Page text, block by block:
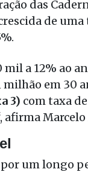
das
de
a 12% ao
em 30
3) com taxa
afirma
um longo